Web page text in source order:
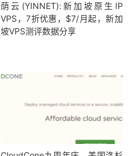
荫云(YINNET):新加坡原生IP
VPS，7折优惠，$7/月起，新加
坡VPS测评数据分享